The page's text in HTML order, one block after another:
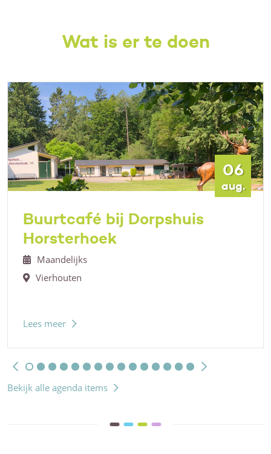
Wat is er te doen
06
aug.
Buurtcafé bij Dorpshuis
Horsterhoek
Maandelijks
Vierhouten
Lees meer
Bekijk alle agenda items